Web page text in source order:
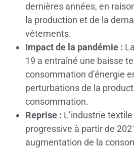
dernières années, en
la production et de la
vêtements.
Impact de la pandémie :
19 a entraîné une baisse
consommation d’énergie
perturbations de la
consommation.
Reprise : L’industrie
progressive à partir de
augmentation de la